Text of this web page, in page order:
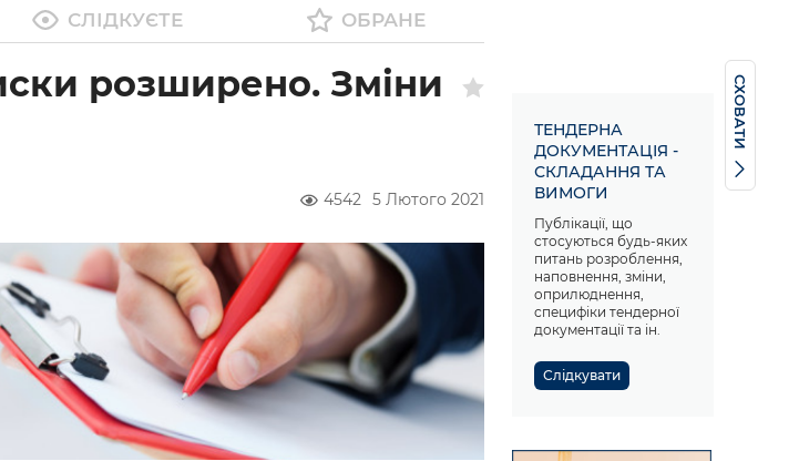
СЛІДКУЄТЕ ОБРАНЕ
розширено. Зміни
4542 5 Лютого 2021
ТЕНДЕРНА
ДОКУМЕНТАЦІЯ -
СКЛАДАННЯ ТА
ВИМОГИ
Публікації, що
стосуються будь-яких
питань розроблення,
наповнення, зміни,
оприлюднення,
специфіки тендерної
документації та ін.
Слідкувати
СХОВАТИ